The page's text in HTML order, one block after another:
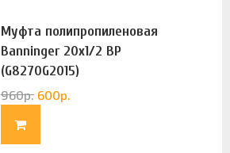
Муфта полипропиленовая
Banninger 20х1/2 ВР
(G8270G2015)
960р. 600р.